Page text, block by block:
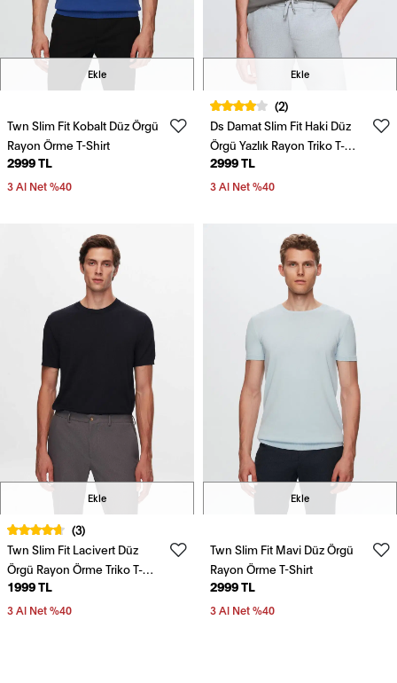
Ekle
Twn Slim Fit Kobalt Düz Örgü
Rayon Örme T-Shirt
2999 TL
3 Al Net %40
Ekle
(2)
Ds Damat Slim Fit Haki Düz
Örgü Yazlık Rayon Triko T-
Shirt
2999 TL
3 Al Net %40
Ekle
(3)
Twn Slim Fit Lacivert Düz
Örgü Rayon Örme Triko T-
Shirt
1999 TL
3 Al Net %40
Ekle
Twn Slim Fit Mavi Düz Örgü
Rayon Örme T-Shirt
2999 TL
3 Al Net %40